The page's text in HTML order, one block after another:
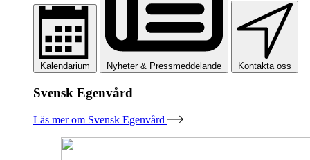
Kalendarium Nyheter & Pressmeddelande Kontakta oss
Svensk Egenvård
Läs mer om Svensk Egenvård